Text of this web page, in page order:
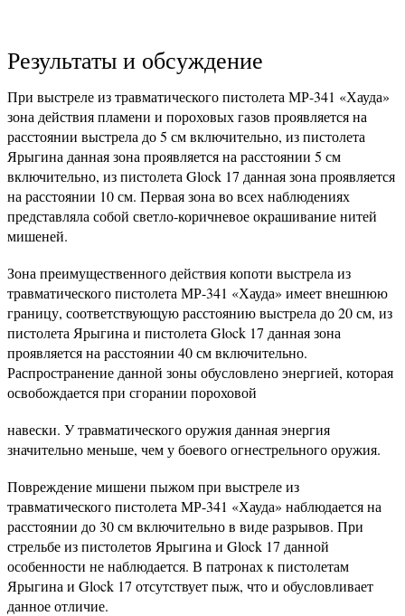
Результаты и обсуждение
При выстреле из травматического пистолета МР-341 «Хауда»
зона действия пламени и пороховых газов проявляется на
расстоянии выстрела до 5 см включительно, из пистолета
Ярыгина данная зона проявляется на расстоянии 5 см
включительно, из пистолета Glock 17 данная зона проявляется
на расстоянии 10 см. Первая зона во всех наблюдениях
представляла собой светло-коричневое окрашивание нитей
мишеней.
Зона преимущественного действия копоти выстрела из
травматического пистолета МР-341 «Хауда» имеет внешнюю
границу, соответствующую расстоянию выстрела до 20 см, из
пистолета Ярыгина и пистолета Glock 17 данная зона
проявляется на расстоянии 40 см включительно.
Распространение данной зоны обусловлено энергией, которая
освобождается при сгорании пороховой
навески. У травматического оружия данная энергия
значительно меньше, чем у боевого огнестрельного оружия.
Повреждение мишени пыжом при выстреле из
травматического пистолета МР-341 «Хауда» наблюдается на
расстоянии до 30 см включительно в виде разрывов. При
стрельбе из пистолетов Ярыгина и Glock 17 данной
особенности не наблюдается. В патронах к пистолетам
Ярыгина и Glock 17 отсутствует пыж, что и обусловливает
данное отличие.